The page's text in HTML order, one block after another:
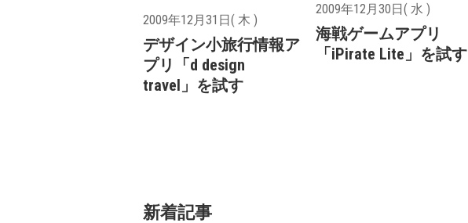
2009年12月31日( 木 )
デザイン小旅行情報ア
プリ「d design
travel」を試す
2009年12月30日( 水 )
海戦ゲームアプリ
「iPirate Lite」を試す
新着記事